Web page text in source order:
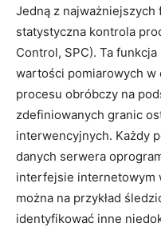
Jedną z
statystyczna kontrola
Control, SPC). Ta
wartości pomiarowych w
procesu obróbczy na
zdefiniowanych granic
interwencyjnych. Każdy
danych serwera
interfejsie internetowym
można na przykład
identyfikować inne